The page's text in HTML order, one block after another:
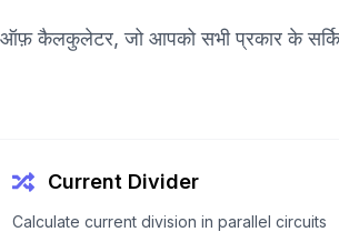
ऑफ़ कैलकुलेटर, जो आपको सभी प्रकार के
Current Divider
Calculate current division in parallel circuits